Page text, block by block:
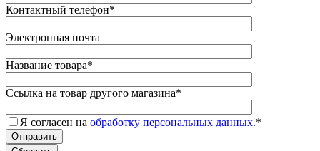
Контактный телефон*
Электронная почта
Название товара*
Ссылка на товар другого магазина*
Я согласен на обработку персональных данных.*